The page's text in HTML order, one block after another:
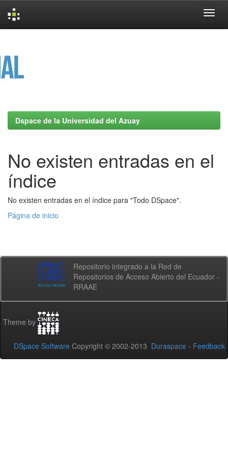
Dspace de la Universidad del Azuay
No existen entradas en el
índice
No existen entradas en el índice para "Todo DSpace".
Página de inicio
Repositorio integrado a la Red de
Repositorios de Acceso Abierto del Ecuador -
RRAAE
Theme by
DSpace Software Copyright © 2002-2013 Duraspace - Feedback